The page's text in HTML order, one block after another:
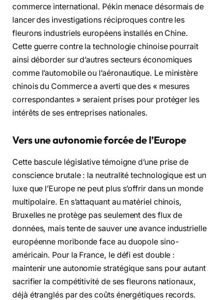
commerce international. Pékin menace désormais de
lancer des investigations réciproques contre les
fleurons industriels européens installés en Chine.
Cette guerre contre la technologie chinoise pourrait
ainsi déborder sur d’autres secteurs économiques
comme l’automobile ou l’aéronautique. Le ministère
chinois du Commerce a averti que des « mesures
correspondantes » seraient prises pour protéger les
intérêts de ses entreprises nationales.
Vers une autonomie forcée de l’Europe
Cette bascule législative témoigne d’une prise de
conscience brutale : la neutralité technologique est un
luxe que l’Europe ne peut plus s’offrir dans un monde
multipolaire. En s’attaquant au matériel chinois,
Bruxelles ne protège pas seulement des flux de
données, mais tente de sauver une avance industrielle
européenne moribonde face au duopole sino-
américain. Pour la France, le défi est double :
maintenir une autonomie stratégique sans pour autant
sacrifier la compétitivité de ses fleurons nationaux,
déjà étranglés par des coûts énergétiques records.